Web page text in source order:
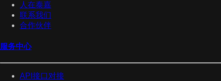
人在泰嘉
联系我们
合作伙伴
服务中心
API接口对接